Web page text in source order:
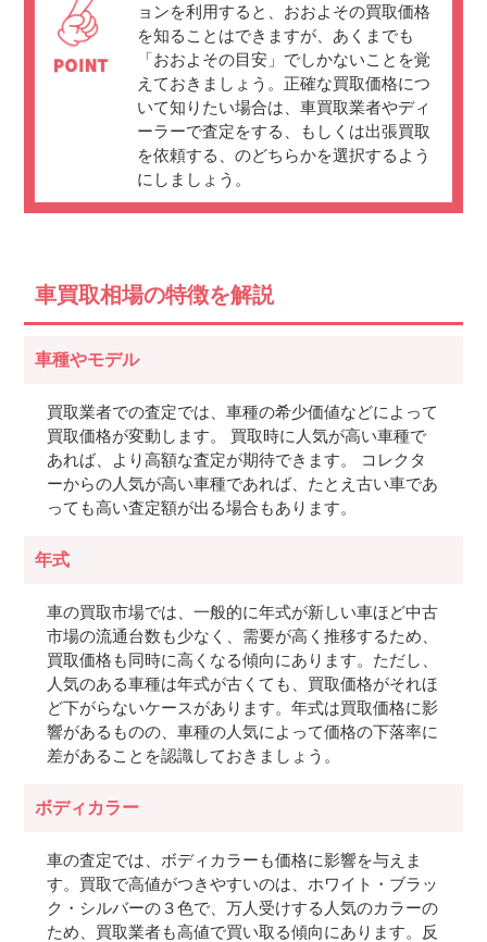
ョンを利用すると、おおよその買取価格
を知ることはできますが、あくまでも
「おおよその目安」でしかないことを覚
えておきましょう。正確な買取価格につ
いて知りたい場合は、車買取業者やディ
ーラーで査定をする、もしくは出張買取
を依頼する、のどちらかを選択するよう
にしましょう。
車買取相場の特徴を解説
車種やモデル
買取業者での査定では、車種の希少価値などによって
買取価格が変動します。 買取時に人気が高い車種で
あれば、より高額な査定が期待できます。 コレクタ
ーからの人気が高い車種であれば、たとえ古い車であ
っても高い査定額が出る場合もあります。
年式
車の買取市場では、一般的に年式が新しい車ほど中古
市場の流通台数も少なく、需要が高く推移するため、
買取価格も同時に高くなる傾向にあります。ただし、
人気のある車種は年式が古くても、買取価格がそれほ
ど下がらないケースがあります。年式は買取価格に影
響があるものの、車種の人気によって価格の下落率に
差があることを認識しておきましょう。
ボディカラー
車の査定では、ボディカラーも価格に影響を与えま
す。買取で高値がつきやすいのは、ホワイト・ブラッ
ク・シルバーの３色で、万人受けする人気のカラーの
ため、買取業者も高値で買い取る傾向にあります。反